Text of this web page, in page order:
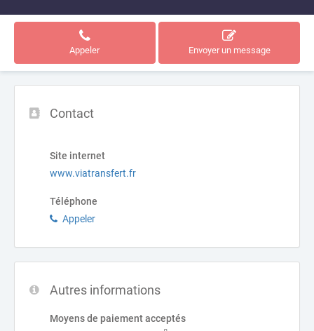
Appeler Envoyer un message
Contact
Site internet
www.viatransfert.fr
Téléphone
Appeler
Autres informations
Moyens de paiement acceptés